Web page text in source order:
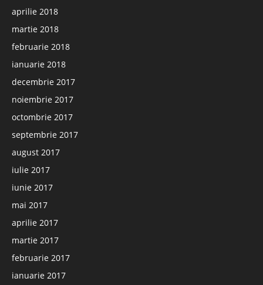
aprilie 2018
martie 2018
februarie 2018
ianuarie 2018
decembrie 2017
noiembrie 2017
octombrie 2017
septembrie 2017
august 2017
iulie 2017
iunie 2017
mai 2017
aprilie 2017
martie 2017
februarie 2017
ianuarie 2017